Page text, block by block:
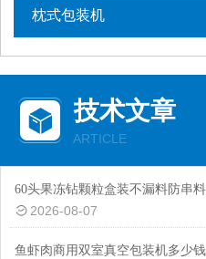
枕式包装机
技术文章
ARTICLE
2026-08-07